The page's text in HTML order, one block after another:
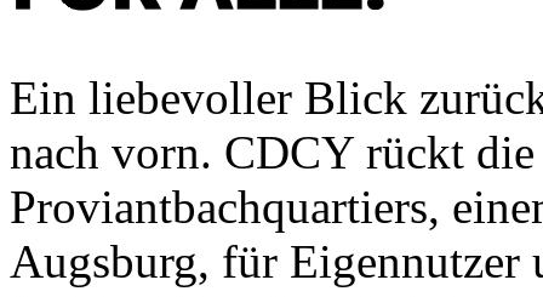
Ein liebevoller Blick
nach vorn. CDCY rückt die
Proviantbachquartiers,
Augsburg, für Eigennutzer